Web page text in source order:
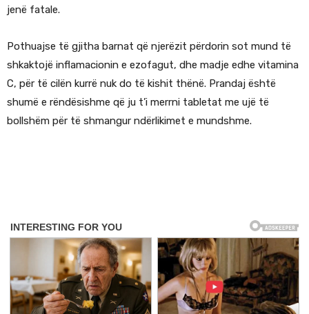
jenë fatale.
Pothuajse të gjitha barnat që njerëzit përdorin sot mund të
shkaktojë inflamacionin e ezofagut, dhe madje edhe vitamina
C, për të cilën kurrë nuk do të kishit thënë. Prandaj është
shumë e rëndësishme që ju t’i merrni tabletat me ujë të
bollshëm për të shmangur ndërlikimet e mundshme.